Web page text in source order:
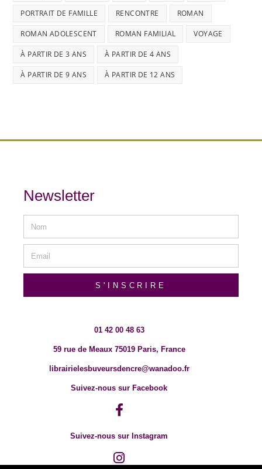
PORTRAIT DE FAMILLE RENCONTRE ROMAN
ROMAN ADOLESCENT ROMAN FAMILIAL VOYAGE
À PARTIR DE 3 ANS À PARTIR DE 4 ANS
À PARTIR DE 9 ANS À PARTIR DE 12 ANS
Newsletter
S'INSCRIRE
01 42 00 48 63
59 rue de Meaux 75019 Paris, France
librairielesbuveursdencre@wanadoo.fr
Suivez-nous sur Facebook
Suivez-nous sur Instagram